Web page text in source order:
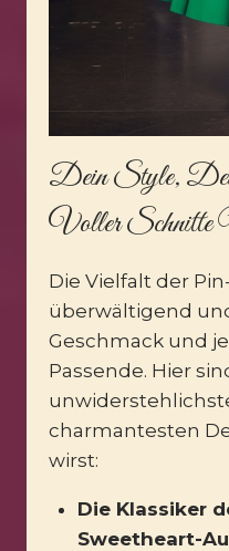
Dein Style,
Voller Schnitte
Die Vielfalt der
überwältigend
Geschmack und
Passende. Hier
charmantesten
wirst:
Die Klassiker
Sweetheart-